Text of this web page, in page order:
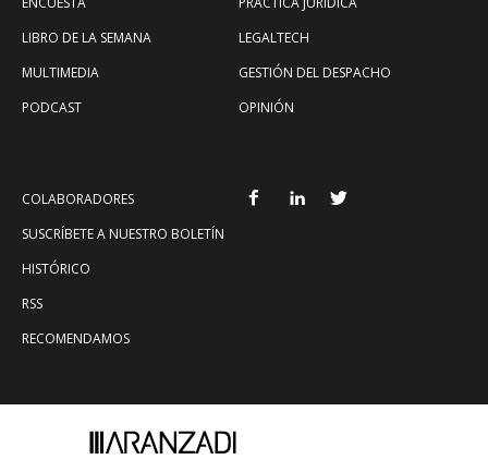
LIBRO DE LA SEMANA
MULTIMEDIA
PODCAST
LEGALTECH
GESTIÓN DEL DESPACHO
OPINIÓN
COLABORADORES
SUSCRÍBETE A NUESTRO BOLETÍN
HISTÓRICO
RSS
RECOMENDAMOS